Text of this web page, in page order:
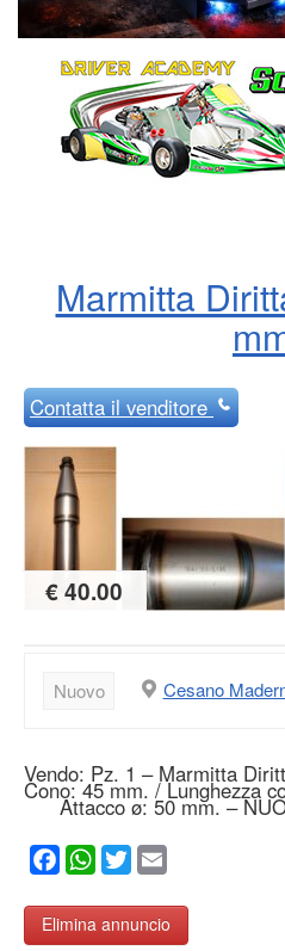
Marmitta
Contattail venditore
€ 40.00
Nuovo Cesano
Vendo: Pz. 1 – Marmitta
Cono: 45 mm. / Lunghezza
Attacco ø: 50 mm. –
Facebook
WhatsApp
Twitter
Elimina annuncio